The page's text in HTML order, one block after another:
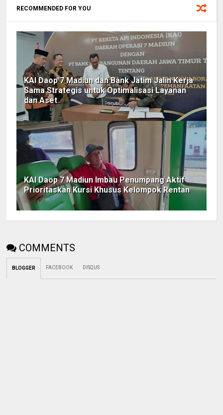
RECOMMENDED FOR YOU
KAI Daop 7 Madiun dan Bank Jatim Jalin Kerja
Sama Strategis untuk Optimalisasi Layanan
dan Aset
KAI Daop 7 Madiun Imbau Penumpang Aktif
Prioritaskan Kursi Khusus Kelompok Rentan
COMMENTS
BLOGGER FACEBOOK DISQUS